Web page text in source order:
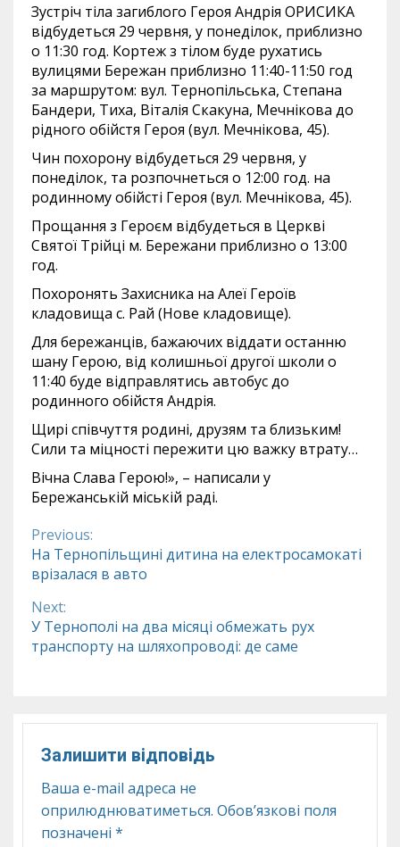
Зустріч тіла загиблого Героя Андрія ОРИСИКА
відбудеться 29 червня, у понеділок, приблизно
о 11:30 год. Кортеж з тілом буде рухатись
вулицями Бережан приблизно 11:40-11:50 год
за маршрутом: вул. Тернопільська, Степана
Бандери, Тиха, Віталія Скакуна, Мечнікова до
рідного обійстя Героя (вул. Мечнікова, 45).
Чин похорону відбудеться 29 червня, у
понеділок, та розпочнеться о 12:00 год. на
родинному обійсті Героя (вул. Мечнікова, 45).
Прощання з Героєм відбудеться в Церкві
Святої Трійці м. Бережани приблизно о 13:00
год.
Похоронять Захисника на Алеї Героїв
кладовища с. Рай (Нове кладовище).
Для бережанців, бажаючих віддати останню
шану Герою, від колишньої другої школи о
11:40 буде відправлятись автобус до
родинного обійстя Андрія.
Щирі співчуття родині, друзям та близьким!
Сили та міцності пережити цю важку втрату…
Вічна Слава Герою!», – написали у
Бережанській міській раді.
Continue
Reading
Previous:
На Тернопільщині дитина на електросамокаті
врізалася в авто
Next:
У Тернополі на два місяці обмежать рух
транспорту на шляхопроводі: де саме
Залишити відповідь
Ваша e-mail адреса не
оприлюднюватиметься. Обов’язкові поля
позначені *